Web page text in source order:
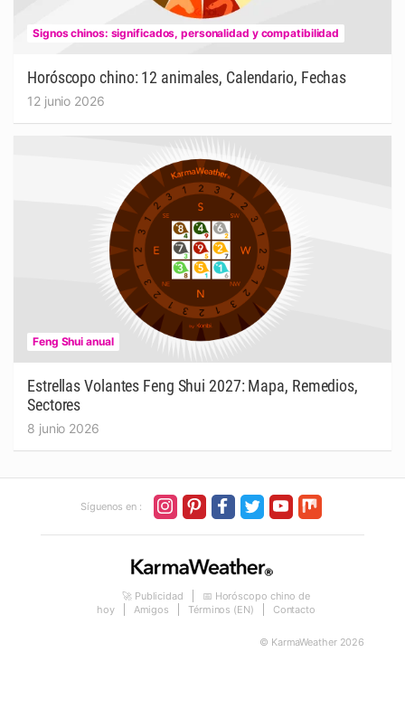
Signos chinos: significados, personalidad y compatibilidad
Horóscopo chino: 12 animales, Calendario, Fechas
12 junio 2026
Feng Shui anual
Estrellas Volantes Feng Shui 2027: Mapa, Remedios,
Sectores
8 junio 2026
Síguenos en :
🚀 Publicidad
📅 Horóscopo chino de
hoy
Amigos Términos (EN) Contacto
© KarmaWeather 2026